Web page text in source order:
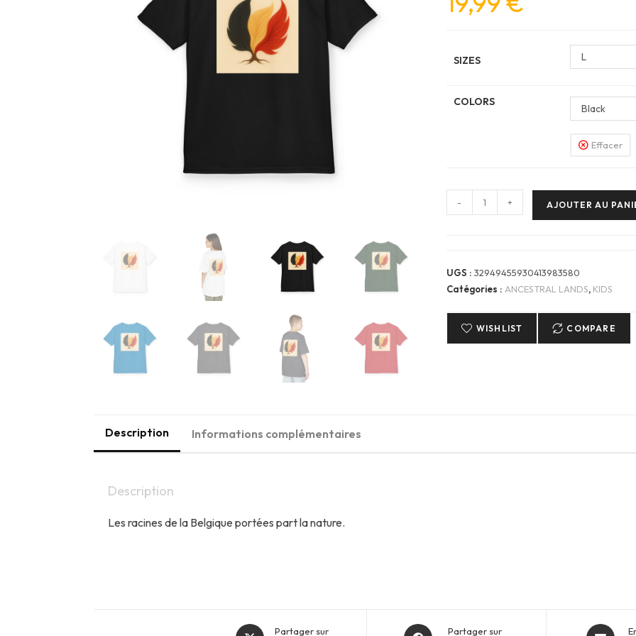
SIZES L
COLORS
Black
Effacer
de
—
ANCESTRAL
BELGIUM
- + AJOUTER AU
UGS : 32949455930413983580
Catégories : ANCESTRAL LANDS, KIDS
WISHLIST COMPARE
Description Informations complémentaires
Description
Les racines de la Belgique portées part la nature.
Opens
Partager sur
Opens
Partager sur
Opens